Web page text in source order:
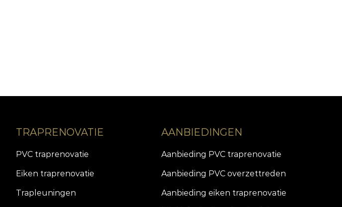
TRAPRENOVATIE
PVC traprenovatie
Eiken traprenovatie
Trapleuningen
AANBIEDINGEN
Aanbieding PVC traprenovatie
Aanbieding PVC overzettreden
Aanbieding eiken traprenovatie